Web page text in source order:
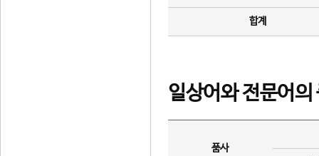
합계
일상어와 전문어의
품사